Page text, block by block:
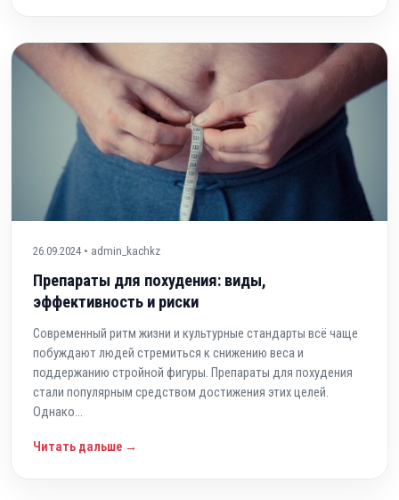
26.09.2024 • admin_kachkz
Препараты для похудения: виды,
эффективность и риски
Современный ритм жизни и культурные стандарты всё чаще
побуждают людей стремиться к снижению веса и
поддержанию стройной фигуры. Препараты для похудения
стали популярным средством достижения этих целей.
Однако...
Читать дальше →